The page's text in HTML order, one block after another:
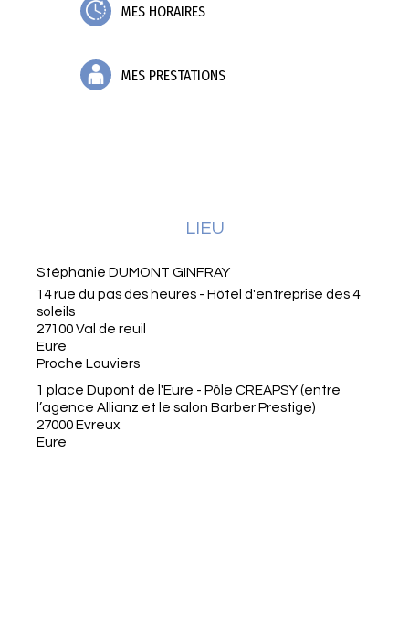
MES HORAIRES
MES PRESTATIONS
LIEU
Stéphanie DUMONT GINFRAY
14 rue du pas des heures - Hôtel d'entreprise des 4
soleils
27100 Val de reuil
Eure
Proche Louviers
1 place Dupont de l'Eure - Pôle CREAPSY (entre
l’agence Allianz et le salon Barber Prestige)
27000 Evreux
Eure